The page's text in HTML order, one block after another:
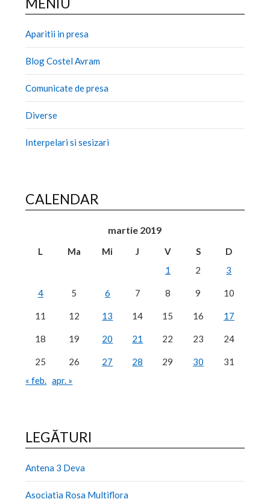
Aparitii in presa
Blog Costel Avram
Comunicate de presa
Diverse
Interpelari si sesizari
CALENDAR
martie 2019
L Ma Mi J V S
D
1
2 3
4 5 6 7 8 9 10
11 12 13 14 15 16 17
18 19 20 21 22 23 24
25 26 27 28 29 30
31
« feb. apr. »
LEGĂTURI
Antena 3 Deva
Asociatia Rosa Multiflora